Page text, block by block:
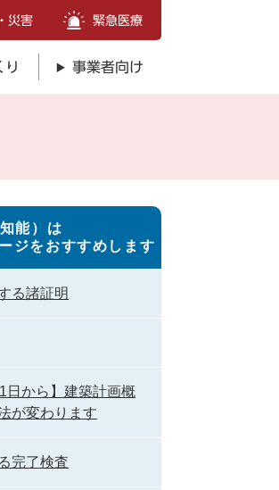
災害 緊急医療
り 事業者向け
能）は
ジをおすすめします
る諸証明
日から】建築計画概
が変わります
完了検査